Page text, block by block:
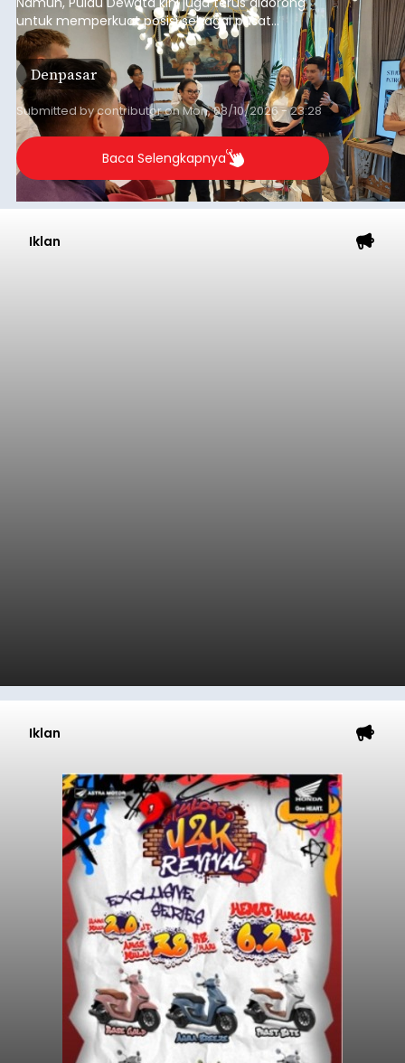
untuk memperkuat posisi sebagai pusat
pendidikan internasional atau "education hub".
Denpasar
Submitted bycontributoronMon, 08/10/2026 - 23:28
Baca Selengkapnya
Iklan
Iklan